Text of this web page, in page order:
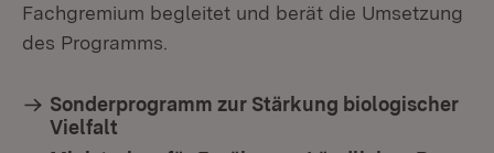
Fachgremium begleitet und berät die Umsetzung
des Programms.
Sonderprogramm zur Stärkung biologischer
Vielfalt